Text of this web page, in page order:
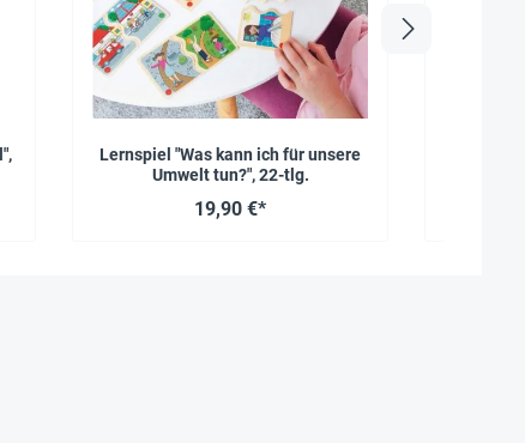
Lernspiel "Was kann ich für unsere
Umwelt tun?", 22-tlg.
19,90 €*